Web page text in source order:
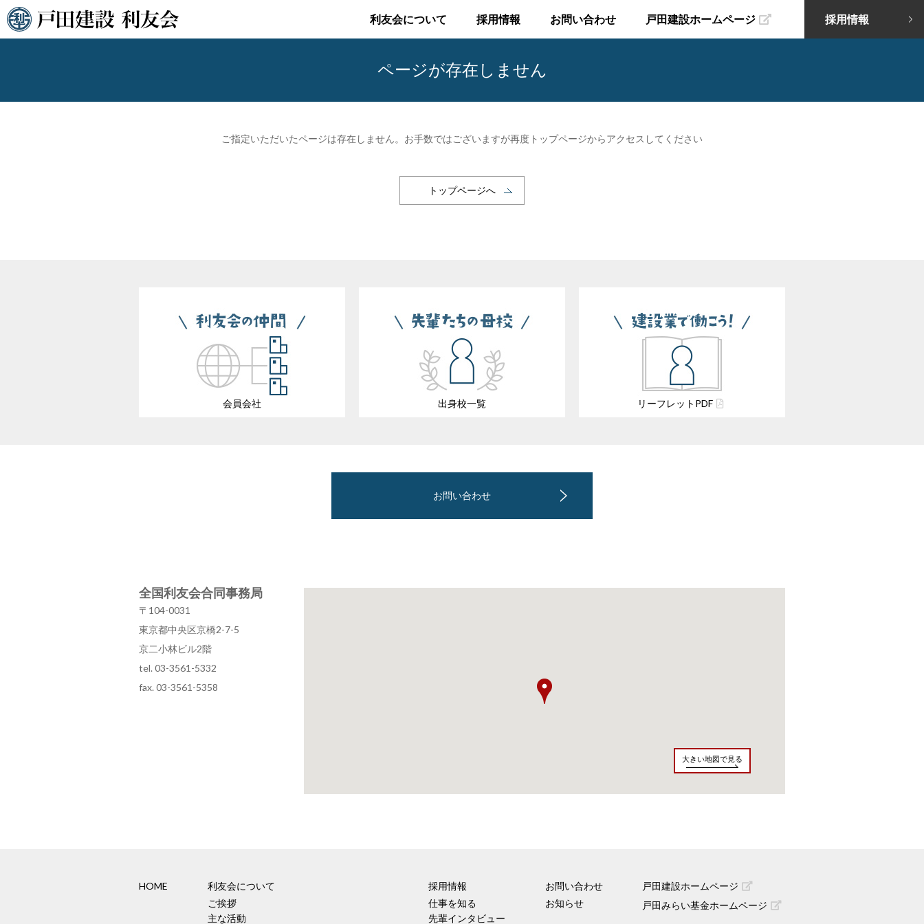
利友会について 採用情報 お問い合わせ 戸田建設ホームページ 採用情報
ページが存在しません
ご指定いただいたページは存在しません。お手数ではございますが再度トップページからアクセスしてください
トップページへ
会員会社 出身校一覧 リーフレット PDF
お問い合わせ
全国利友会合同事務局
〒104-0031
東京都中央区京橋2-7-5
京二小林ビル2階
tel. 03-3561-5332
fax. 03-3561-5358
大きい地図で見る
HOME
利友会について
ご挨拶
主な活動
採用情報
仕事を知る
先輩インタビュー
お問い合わせ
お知らせ
戸田建設ホームページ
戸田みらい基金ホームページ